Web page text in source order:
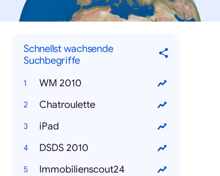
Schnellst wachsende
Suchbegriffe
WM 2010
Chatroulette
iPad
DSDS 2010
Immobilienscout24